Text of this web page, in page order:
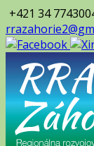
+421 34